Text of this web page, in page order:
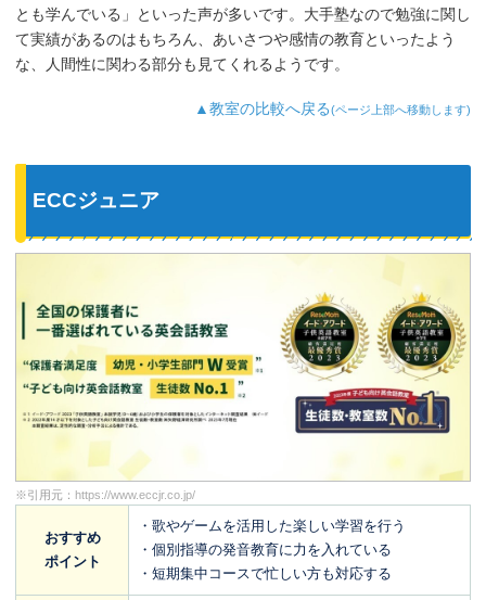
とも学んでいる」といった声が多いです。大手塾なので勉強に関し
て実績があるのはもちろん、あいさつや感情の教育といったよう
な、人間性に関わる部分も見てくれるようです。
▲教室の比較へ戻る(ページ上部へ移動します)
ECCジュニア
※引用元： https://www.eccjr.co.jp/
おすすめ
ポイント
・歌やゲームを活用した楽しい学習を行う
・個別指導の発音教育に力を入れている
・短期集中コースで忙しい方も対応する